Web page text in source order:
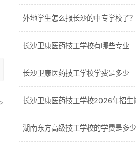
外地学生怎么报长沙的中专学校了？
长沙卫康医药技工学校有哪些专业
长沙卫康医药技工学校学费是多少
长沙卫康医药技工学校2026年招生
湖南东方高级技工学校的学费是多少